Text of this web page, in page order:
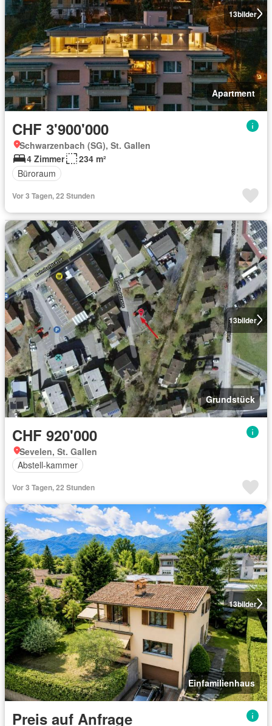
13bilder
Apartment
CHF 3'900'000
Schwarzenbach (SG), St. Gallen
4 Zimmer
234 m²
Büroraum
Vor 3 Tagen, 22 Stunden
13bilder
Grundstück
CHF 920'000
Sevelen, St. Gallen
Abstell-kammer
Vor 3 Tagen, 22 Stunden
13bilder
Einfamilienhaus
Preis auf Anfrage